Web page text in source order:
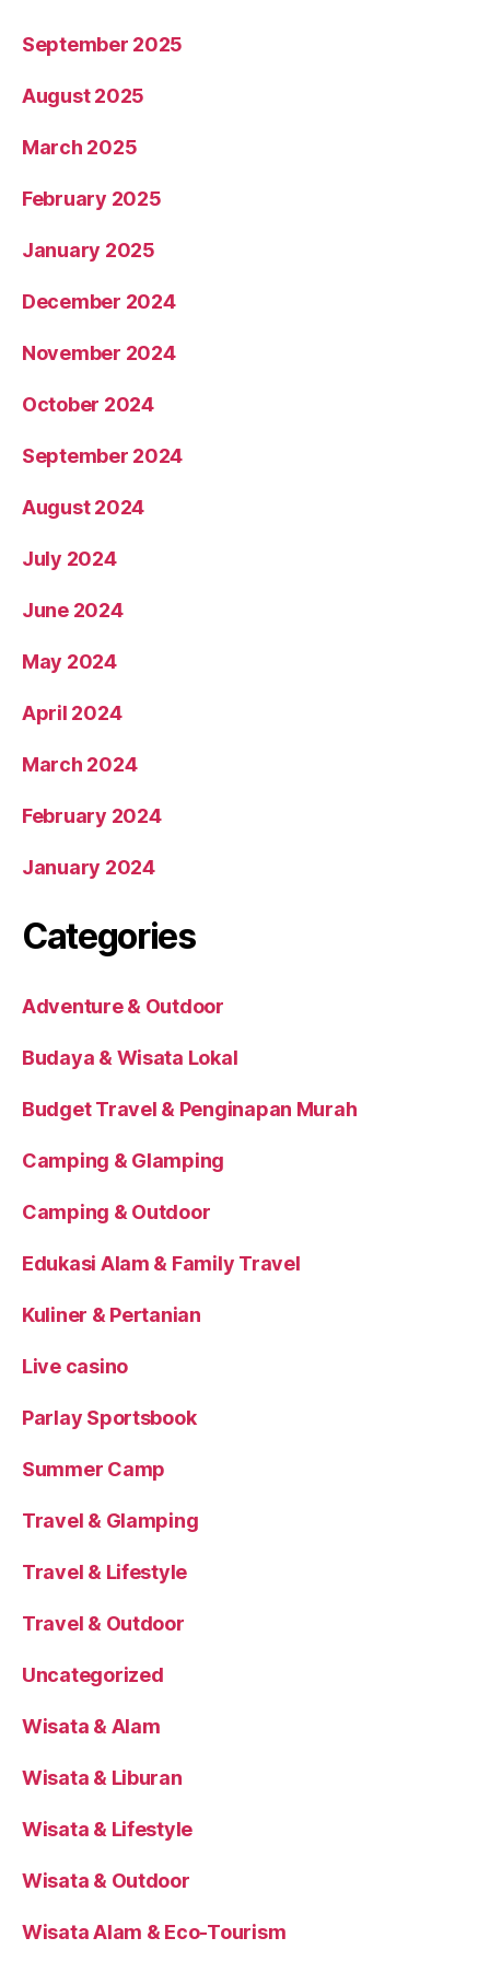
September 2025
August 2025
March 2025
February 2025
January 2025
December 2024
November 2024
October 2024
September 2024
August 2024
July 2024
June 2024
May 2024
April 2024
March 2024
February 2024
January 2024
Categories
Adventure & Outdoor
Budaya & Wisata Lokal
Budget Travel & Penginapan Murah
Camping & Glamping
Camping & Outdoor
Edukasi Alam & Family Travel
Kuliner & Pertanian
Live casino
Parlay Sportsbook
Summer Camp
Travel & Glamping
Travel & Lifestyle
Travel & Outdoor
Uncategorized
Wisata & Alam
Wisata & Liburan
Wisata & Lifestyle
Wisata & Outdoor
Wisata Alam & Eco-Tourism